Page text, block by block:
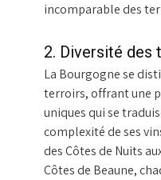
incomparable des
2. Diversité des
La Bourgogne se
terroirs, offrant une
uniques qui se
complexité de ses
des Côtes de Nuits
Côtes de Beaune,